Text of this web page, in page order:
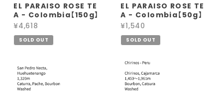
EL PARAISO ROSE TE
A - Colombia【150g】
¥4,618
SOLD OUT
EL PARAISO ROSE TE
A - Colombia【50g】
¥1,540
SOLD OUT